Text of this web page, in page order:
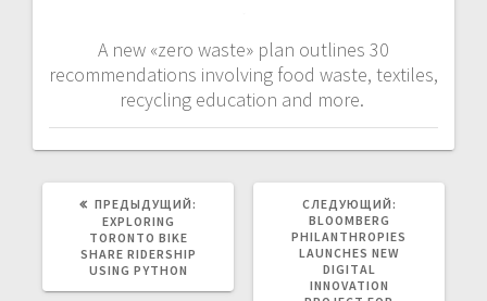
A new «zero waste» plan outlines 30
recommendations involving food waste, textiles,
recycling education and more.
ПРЕДЫДУЩИЙ:
EXPLORING
TORONTO BIKE
SHARE RIDERSHIP
USING PYTHON
СЛЕДУЮЩИЙ:
BLOOMBERG
PHILANTHROPIES
LAUNCHES NEW
DIGITAL
INNOVATION